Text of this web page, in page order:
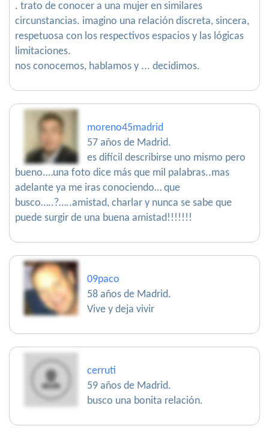
. trato de conocer a una mujer en similares
circunstancias. imagino una relación discreta, sincera,
respetuosa con los respectivos espacios y las lógicas
limitaciones.
nos conocemos, hablamos y ... decidimos.
moreno45madrid
57 años de Madrid.
es difícil describirse uno mismo pero
bueno.…una foto dice más que mil palabras..mas
adelante ya me iras conociendo… que
busco…..?…..amistad, charlar y nunca se sabe que
puede surgir de una buena amistad!!!!!!!
09paco
58 años de Madrid.
Vive y deja vivir
cerruti
59 años de Madrid.
busco una bonita relación.